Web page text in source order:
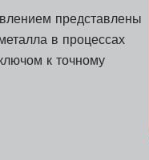
представлены
в процессах
к точному